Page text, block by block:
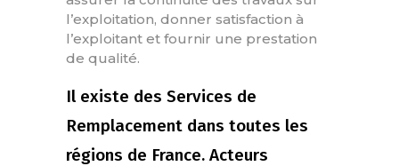
l’exploitation, donner satisfaction à
l’exploitant et fournir une prestation
de qualité.
Il existe des Services de
Remplacement dans toutes les
régions de France. Acteurs